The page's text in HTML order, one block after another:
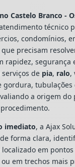
Castelo Branco -
técnico
condomínios,
precisam
rapidez, segurança
de pia, ralo,
gordura, tubulações
a origem do
imediato, a Ajax
forma clara,
em
em trechos mais